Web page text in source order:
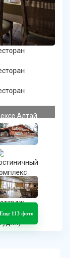
Алтай
Еще 113 фото